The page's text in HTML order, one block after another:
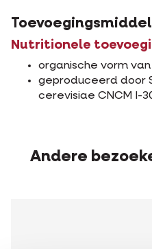
Nutritionele
organische vorm
geproduceerd door
cerevisiae CNCM I-
Andere